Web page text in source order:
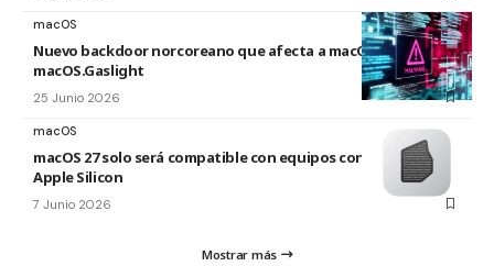
macOS
Nuevo backdoor norcoreano que afecta a macOS:
macOS.Gaslight
25 Junio 2026
macOS
macOS 27 solo será compatible con equipos con los chip
Apple Silicon
7 Junio 2026
Mostrar más